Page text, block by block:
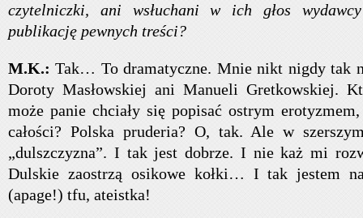
czytelniczki, ani wsłuchani w ich głos
publikację pewnych treści?
M.K.:Tak… To dramatyczne. Mnie nikt nigdy tak
Doroty Masłowskiej ani Manueli Gretkowskiej.
może panie chciały się popisać ostrym
całości? Polska pruderia? O, tak. Ale w
„dulszczyzna”. I tak jest dobrze. I nie każ mi
Dulskie zaostrzą osikowe kołki… I tak jestem
(apage!) tfu, ateistka!